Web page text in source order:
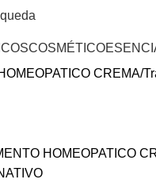
COSMÉTICO
CREMA
HOMEOPATICO